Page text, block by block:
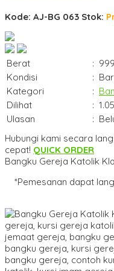
Kode: AJ-BG 063 Stok:
Berat :
Kondisi
:
Kategori
:
Dilihat
:
Ulasan
:
Hubungi kami secara
cepat! QUICK ORDER
Bangku Gereja Katolik
*Pemesanan dapat